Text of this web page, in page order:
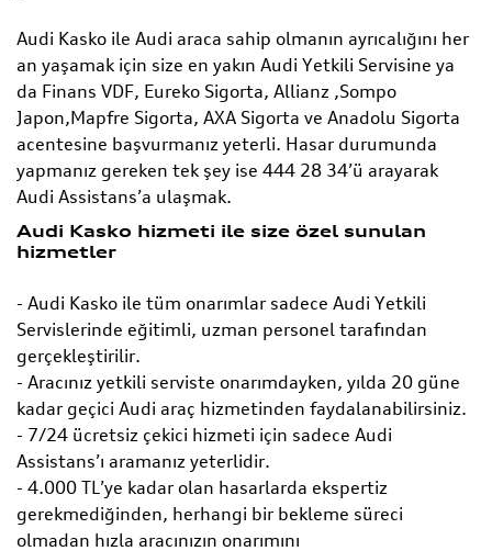
Audi Kasko ile Audi araca sahip olmanın ayrıcalığını her
an yaşamak için size en yakın Audi Yetkili Servisine ya
da Finans VDF, Eureko Sigorta, Allianz ,Sompo
Japon,Mapfre Sigorta, AXA Sigorta ve Anadolu Sigorta
acentesine başvurmanız yeterli. Hasar durumunda
yapmanız gereken tek şey ise 444 28 34’ü arayarak
Audi Assistans’a ulaşmak.
Audi Kasko hizmeti ile size özel sunulan
hizmetler
- Audi Kasko ile tüm onarımlar sadece Audi Yetkili
Servislerinde eğitimli, uzman personel tarafından
gerçekleştirilir.
- Aracınız yetkili serviste onarımdayken, yılda 20 güne
kadar geçici Audi araç hizmetinden faydalanabilirsiniz.
- 7/24 ücretsiz çekici hizmeti için sadece Audi
Assistans’ı aramanız yeterlidir.
- 4.000 TL’ye kadar olan hasarlarda ekspertiz
gerekmediğinden, herhangi bir bekleme süreci
olmadan hızla aracınızın onarımını